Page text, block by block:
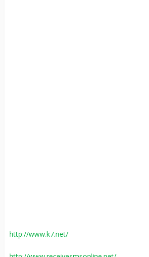
http://www.k7.net/